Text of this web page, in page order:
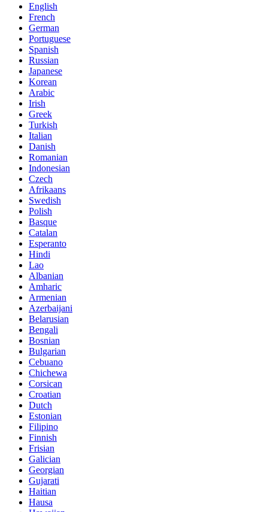
English
French
German
Portuguese
Spanish
Russian
Japanese
Korean
Arabic
Irish
Greek
Turkish
Italian
Danish
Romanian
Indonesian
Czech
Afrikaans
Swedish
Polish
Basque
Catalan
Esperanto
Hindi
Lao
Albanian
Amharic
Armenian
Azerbaijani
Belarusian
Bengali
Bosnian
Bulgarian
Cebuano
Chichewa
Corsican
Croatian
Dutch
Estonian
Filipino
Finnish
Frisian
Galician
Georgian
Gujarati
Haitian
Hausa